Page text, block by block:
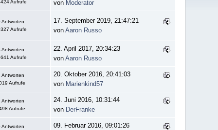
Aufrufe von Moderator
Antworten
Aufrufe
17. September 2019, 21:47:21
vonAaron Russo
Antworten
Aufrufe
22. April 2017, 20:34:23
vonAaron Russo
Antworten
Aufrufe
20. Oktober 2016, 20:41:03
von Marienkind57
Antworten
Aufrufe
24. Juni 2016, 10:31:44
von DerFranke
Antworten
09. Februar 2016, 09:01:26